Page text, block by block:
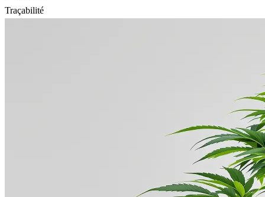
Traçabilité